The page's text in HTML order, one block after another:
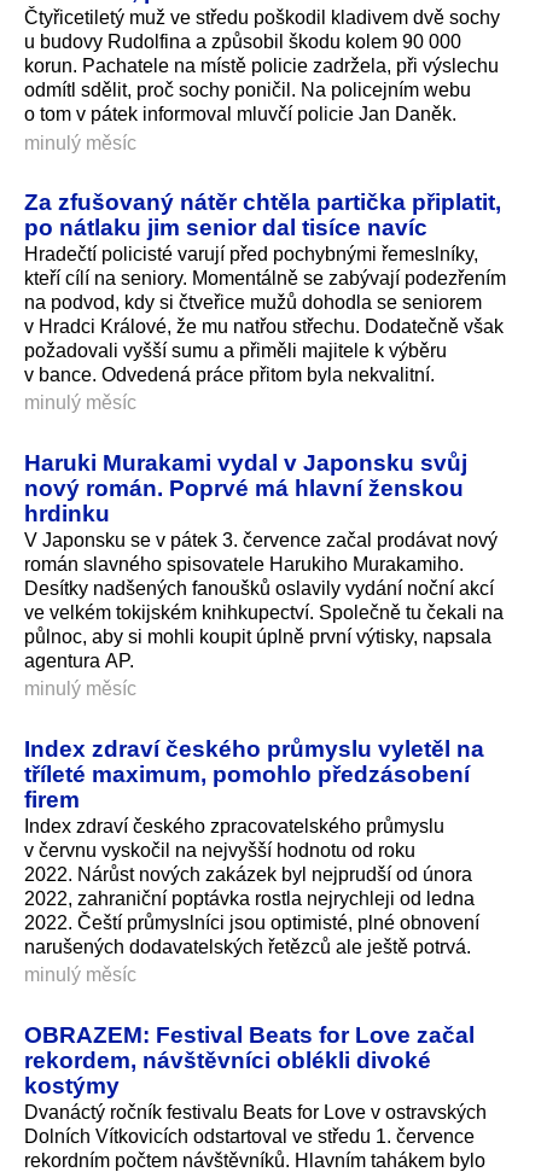
Čtyřicetiletý muž ve středu poškodil kladivem dvě sochy
u budovy Rudolfina a způsobil škodu kolem 90 000
korun. Pachatele na místě policie zadržela, při výslechu
odmítl sdělit, proč sochy poničil. Na policejním webu
o tom v pátek informoval mluvčí policie Jan Daněk.
minulý měsíc
Za zfušovaný nátěr chtěla partička připlatit,
po nátlaku jim senior dal tisíce navíc
Hradečtí policisté varují před pochybnými řemeslníky,
kteří cílí na seniory. Momentálně se zabývají podezřením
na podvod, kdy si čtveřice mužů dohodla se seniorem
v Hradci Králové, že mu natřou střechu. Dodatečně však
požadovali vyšší sumu a přiměli majitele k výběru
v bance. Odvedená práce přitom byla nekvalitní.
minulý měsíc
Haruki Murakami vydal v Japonsku svůj
nový román. Poprvé má hlavní ženskou
hrdinku
V Japonsku se v pátek 3. července začal prodávat nový
román slavného spisovatele Harukiho Murakamiho.
Desítky nadšených fanoušků oslavily vydání noční akcí
ve velkém tokijském knihkupectví. Společně tu čekali na
půlnoc, aby si mohli koupit úplně první výtisky, napsala
agentura AP.
minulý měsíc
Index zdraví českého průmyslu vyletěl na
tříleté maximum, pomohlo předzásobení
firem
Index zdraví českého zpracovatelského průmyslu
v červnu vyskočil na nejvyšší hodnotu od roku
2022. Nárůst nových zakázek byl nejprudší od února
2022, zahraniční poptávka rostla nejrychleji od ledna
2022. Čeští průmyslníci jsou optimisté, plné obnovení
narušených dodavatelských řetězců ale ještě potrvá.
minulý měsíc
OBRAZEM: Festival Beats for Love začal
rekordem, návštěvníci oblékli divoké
kostýmy
Dvanáctý ročník festivalu Beats for Love v ostravských
Dolních Vítkovicích odstartoval ve středu 1. července
rekordním počtem návštěvníků. Hlavním tahákem bylo